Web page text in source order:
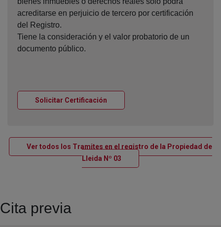
acreditarse en perjuicio de tercero por certificación
del Registro.
Tiene la consideración y el valor probatorio de un
documento público.
Solicitar Certificación
Ver todos los Tramites en el registro de la Propiedad de
Lleida Nº 03 Ventana nueva
Cita previa